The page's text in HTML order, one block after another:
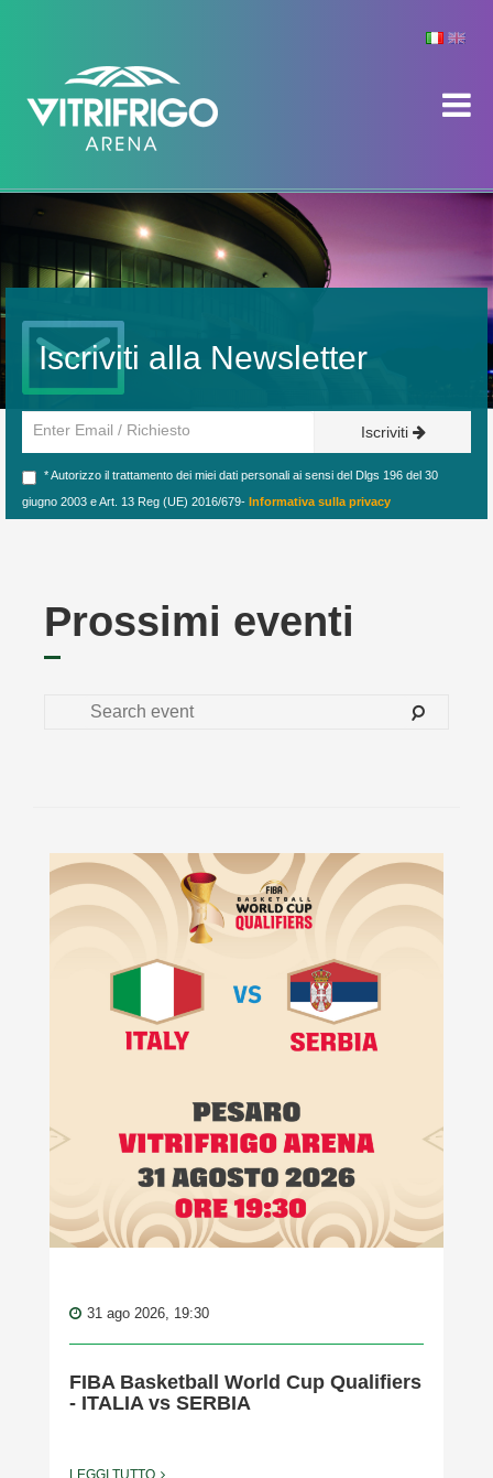
Iscriviti alla Newsletter
* Autorizzo il trattamento dei miei dati personali ai sensi del Dlgs 196 del 30
giugno 2003 e Art. 13 Reg (UE) 2016/679- Informativa sulla privacy
Iscriviti
Prossimi eventi
31 ago 2026, 19:30
FIBA Basketball World Cup Qualifiers
- ITALIA vs SERBIA
LEGGI TUTTO